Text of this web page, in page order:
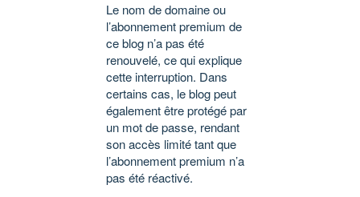
Le nom de domaine ou
l’abonnement premium de
ce blog n’a pas été
renouvelé, ce qui explique
cette interruption. Dans
certains cas, le blog peut
également être protégé par
un mot de passe, rendant
son accès limité tant que
l’abonnement premium n’a
pas été réactivé.